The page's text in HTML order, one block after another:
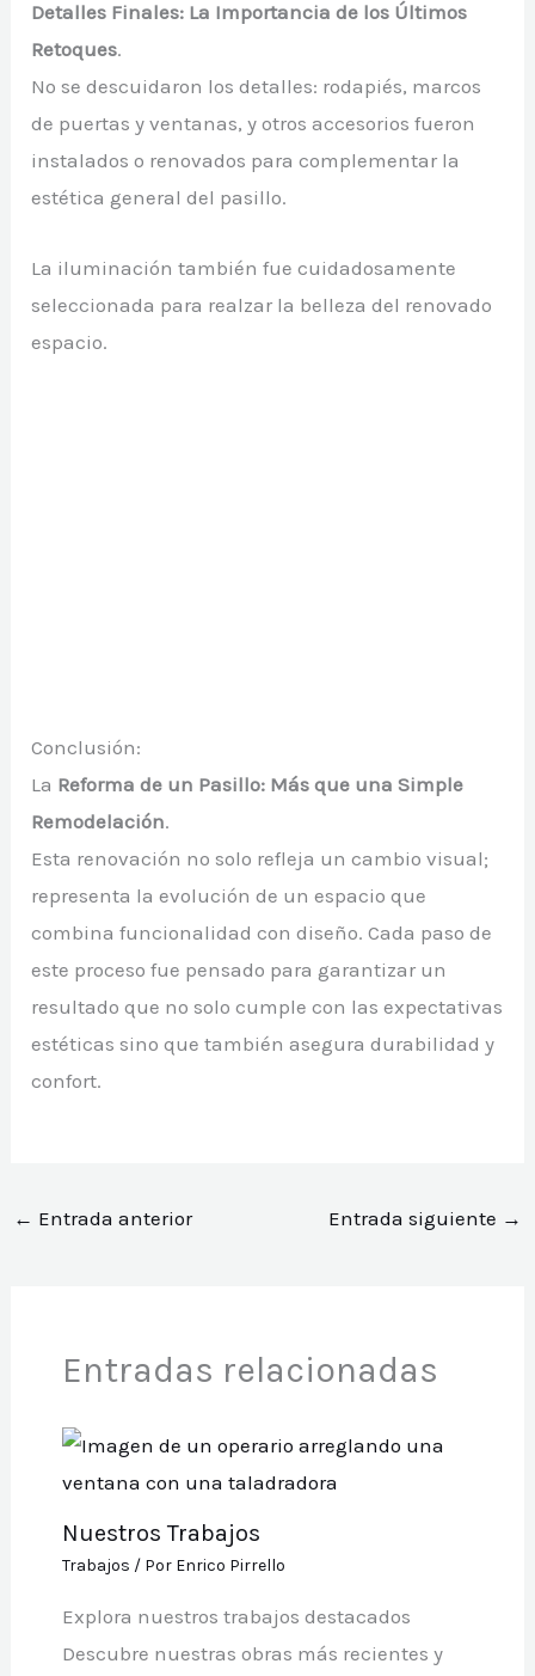
Detalles Finales: La Importancia de los Últimos
Retoques.
No se descuidaron los detalles: rodapiés, marcos
de puertas y ventanas, y otros accesorios fueron
instalados o renovados para complementar la
estética general del pasillo.
La iluminación también fue cuidadosamente
seleccionada para realzar la belleza del renovado
espacio.
Conclusión:
La Reforma de un Pasillo: Más que una Simple
Remodelación.
Esta renovación no solo refleja un cambio visual;
representa la evolución de un espacio que
combina funcionalidad con diseño. Cada paso de
este proceso fue pensado para garantizar un
resultado que no solo cumple con las expectativas
estéticas sino que también asegura durabilidad y
confort.
← Entrada anterior Entrada siguiente →
Entradas relacionadas
Nuestros Trabajos
Trabajos / Por Enrico Pirrello
Explora nuestros trabajos destacados
Descubre nuestras obras más recientes y